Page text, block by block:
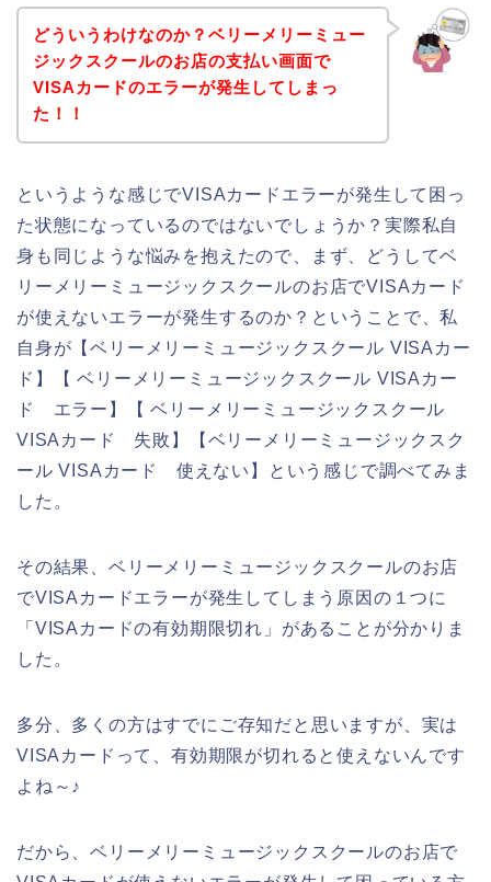
どういうわけなのか？ベリーメリーミュー
ジックスクールのお店の支払い画面で
VISAカードのエラーが発生してしまっ
た！！
というような感じでVISAカードエラーが発生して困っ
た状態になっているのではないでしょうか？実際私自
身も同じような悩みを抱えたので、まず、どうしてベ
リーメリーミュージックスクールのお店でVISAカード
が使えないエラーが発生するのか？ということで、私
自身が【ベリーメリーミュージックスクール VISAカー
ド】【 ベリーメリーミュージックスクール VISAカー
ド エラー】【 ベリーメリーミュージックスクール
VISAカード 失敗】【ベリーメリーミュージックスク
ール VISAカード 使えない】という感じで調べてみま
した。
その結果、ベリーメリーミュージックスクールのお店
でVISAカードエラーが発生してしまう原因の１つに
「VISAカードの有効期限切れ」があることが分かりま
した。
多分、多くの方はすでにご存知だと思いますが、実は
VISAカードって、有効期限が切れると使えないんです
よね～♪
だから、ベリーメリーミュージックスクールのお店で